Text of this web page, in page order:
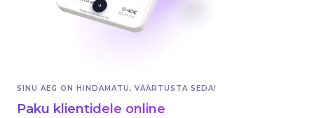
SINU AEG ON HINDAMATU, VÄÄRTUSTA SEDA!
Paku klientidele online